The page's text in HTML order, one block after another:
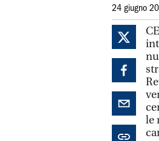
24 giugno
le